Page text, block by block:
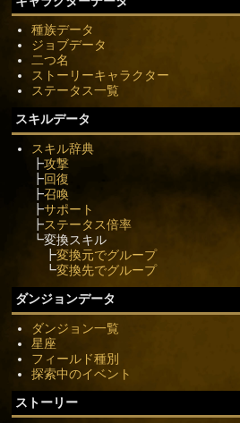
種族データ
ジョブデータ
二つ名
ストーリーキャラクター
ステータス一覧
スキルデータ
スキル辞典
┣攻撃
┣回復
┣召喚
┣サポート
┣ステータス倍率
┗変換スキル
┣変換元でグループ
┗変換先でグループ
ダンジョンデータ
ダンジョン一覧
星座
フィールド種別
探索中のイベント
ストーリー